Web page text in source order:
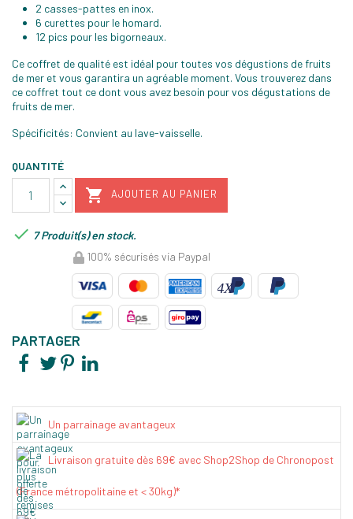
2 casses-pattes en inox.
6 curettes pour le homard.
12 pics pour les bigorneaux.
Ce coffret de qualité est idéal pour toutes vos dégustions de fruits
de mer et vous garantira un agréable moment. Vous trouverez dans
ce coffret tout ce dont vous avez besoin pour vos dégustations de
fruits de mer.
Spécificités: Convient au lave-vaisselle.
QUANTITÉ
 AJOUTER AU PANIER
 7 Produit(s) en stock.
100% sécurisés via Paypal
PARTAGER
Un parrainage avantageux
Livraison gratuite dès 69€ avec Shop2Shop de Chronopost
(France métropolitaine et < 30kg)*